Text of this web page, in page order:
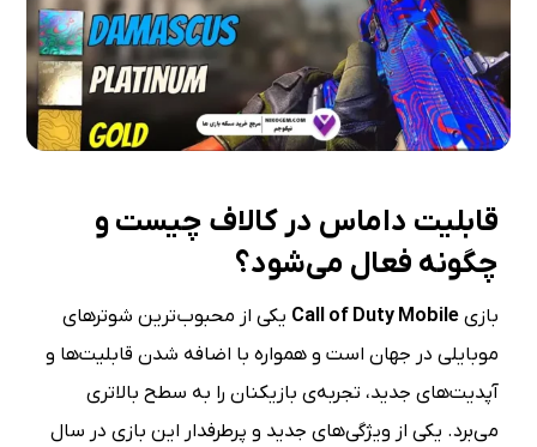
قابلیت داماس در کالاف چیست و
چگونه فعال می‌شود؟
بازیCall of Duty Mobile یکی از محبوب‌ترین شوترهای
موبایلی در جهان است و همواره با اضافه شدن قابلیت‌ها و
آپدیت‌های جدید، تجربه‌ی بازیکنان را به سطح بالاتری
می‌برد. یکی از ویژگی‌های جدید و پرطرفدار این بازی در سال